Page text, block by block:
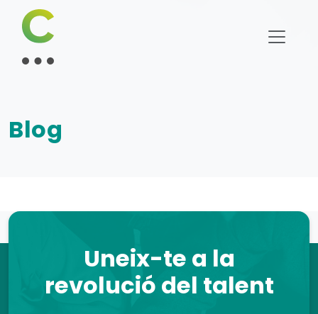
Blog
Uneix-te a la
revolució del talent